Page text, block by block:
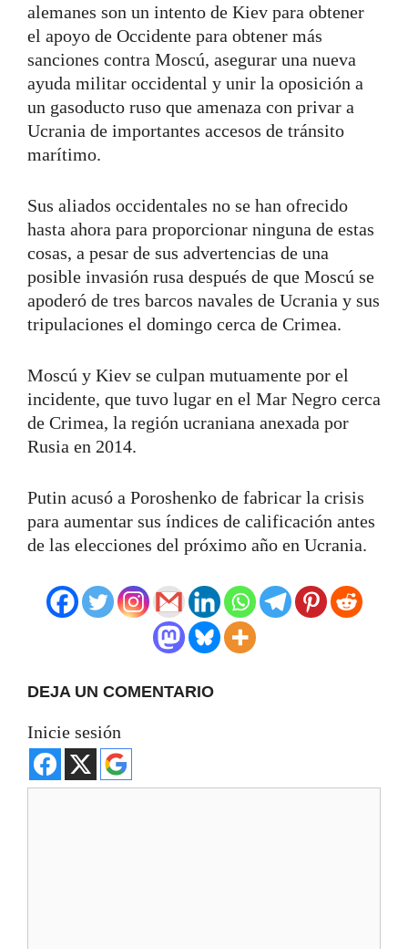
alemanes son un intento de Kiev para obtener
el apoyo de Occidente para obtener más
sanciones contra Moscú, asegurar una nueva
ayuda militar occidental y unir la oposición a
un gasoducto ruso que amenaza con privar a
Ucrania de importantes accesos de tránsito
marítimo.
Sus aliados occidentales no se han ofrecido
hasta ahora para proporcionar ninguna de estas
cosas, a pesar de sus advertencias de una
posible invasión rusa después de que Moscú se
apoderó de tres barcos navales de Ucrania y sus
tripulaciones el domingo cerca de Crimea.
Moscú y Kiev se culpan mutuamente por el
incidente, que tuvo lugar en el Mar Negro cerca
de Crimea, la región ucraniana anexada por
Rusia en 2014.
Putin acusó a Poroshenko de fabricar la crisis
para aumentar sus índices de calificación antes
de las elecciones del próximo año en Ucrania.
DEJA UN COMENTARIO
Inicie sesión